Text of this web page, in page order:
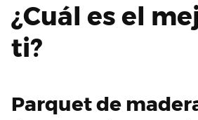
¿Cuál es el
ti?
Parquet de